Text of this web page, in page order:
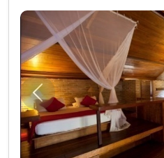
Anterior